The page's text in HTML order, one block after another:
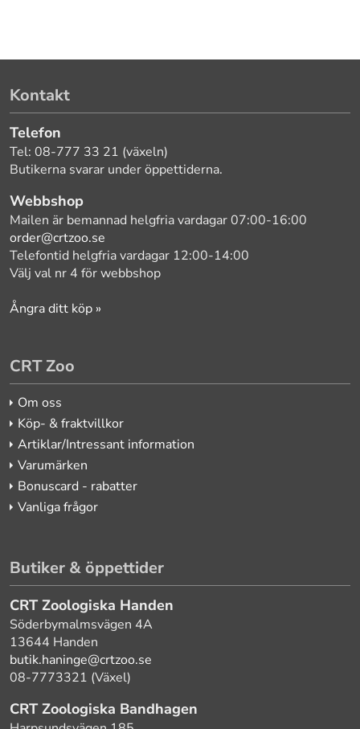
Kontakt
Telefon
Tel: 08-777 33 21 (växeln)
Butikerna svarar under öppettiderna.
Webbshop
Mailen är bemannad helgfria vardagar 07:00-16:00
order@crtzoo.se
Telefontid helgfria vardagar 12:00-14:00
Välj val nr 4 för webbshop
Ångra ditt köp »
CRT Zoo
Om oss
Köp- & fraktvillkor
Artiklar/Intressant information
Varumärken
Bonuscard - rabatter
Vanliga frågor
Butiker & öppettider
CRT Zoologiska Handen
Söderbymalmsvägen 4A
13644 Handen
butik.haninge@crtzoo.se
08-7773321 (Växel)
CRT Zoologiska Bandhagen